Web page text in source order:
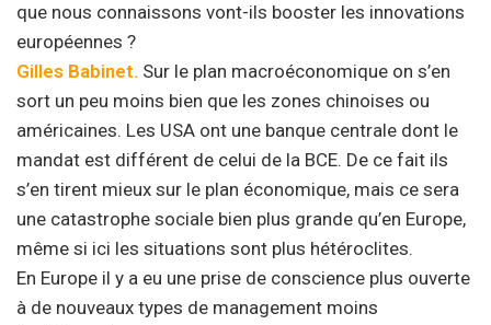
que nous connaissons vont-ils booster les innovations
européennes ?
Gilles Babinet. Sur le plan macroéconomique on s’en
sort un peu moins bien que les zones chinoises ou
américaines. Les USA ont une banque centrale dont le
mandat est différent de celui de la BCE. De ce fait ils
s’en tirent mieux sur le plan économique, mais ce sera
une catastrophe sociale bien plus grande qu’en Europe,
même si ici les situations sont plus hétéroclites.
En Europe il y a eu une prise de conscience plus ouverte
à de nouveaux types de management moins